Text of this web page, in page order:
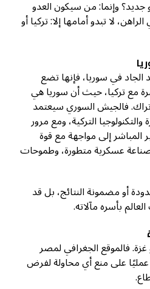
وإنما: من سيكون العدو
لا تبدو أمامها إلا: تركيا أو
الجاد في سوريا، فإنها تضع
مع تركيا، حيث أن سوريا هي
فالجيش السوري سيعتمد
التركية، ومع مرور
المباشر إلى مواجهة مع قوة
عسكرية متطورة، وطموحات
أو مضمونة النتائج، بل قد
بأسره مآلاته.
فالموقع الجغرافي لمصر
عمليًا على منع أي محاولة لفرض